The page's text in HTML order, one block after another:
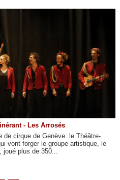
- Les Arrosés
de cirque de Genève: le Théâtre-
vont forger le groupe artistique, le
plus de 350...